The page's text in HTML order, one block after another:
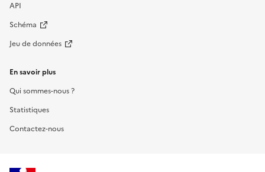
API
Schéma
Jeu de données
En savoir plus
Qui sommes-nous ?
Statistiques
Contactez-nous